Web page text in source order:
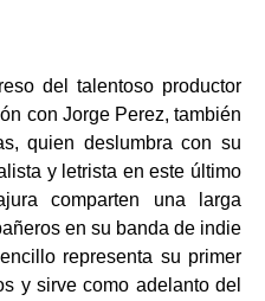
del talentoso productor
con Jorge Perez, también
quien deslumbra con su
y letrista en este último
comparten una larga
en su banda de indie
representa su primer
y sirve como adelanto del